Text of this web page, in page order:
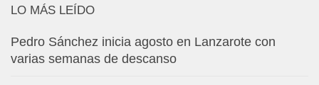
LO MÁS LEÍDO
Pedro Sánchez inicia agosto en Lanzarote con
varias semanas de descanso